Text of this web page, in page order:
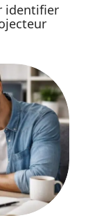
identifier